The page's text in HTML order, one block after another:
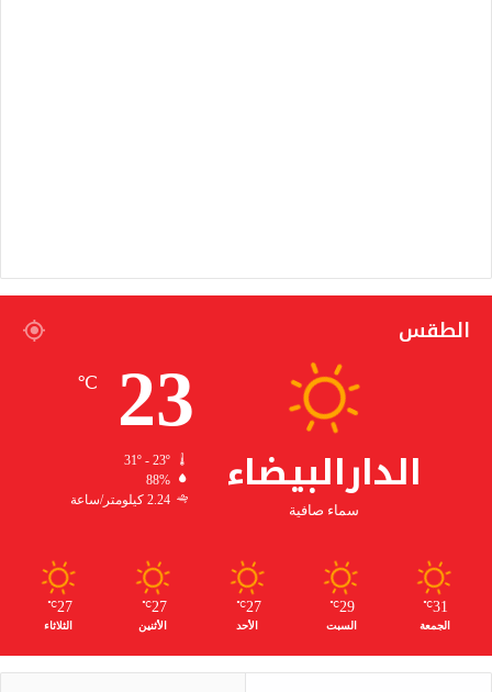
الطقس
الدارالبيضاء
سماء صافية
23
℃
88%
2.24 كيلومتر/ساعة
31
℃
الجمعة
29
℃
السبت
27
℃
الأحد
27
℃
الأثنين
27
℃
الثلاثاء